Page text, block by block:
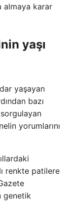
almaya karar
yaşı
yaşayan
bazı
yorumlarını
renkte patilere
genetik